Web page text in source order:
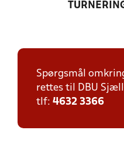
Spørgsmål
rettes til DBU
tlf: 4632 3366